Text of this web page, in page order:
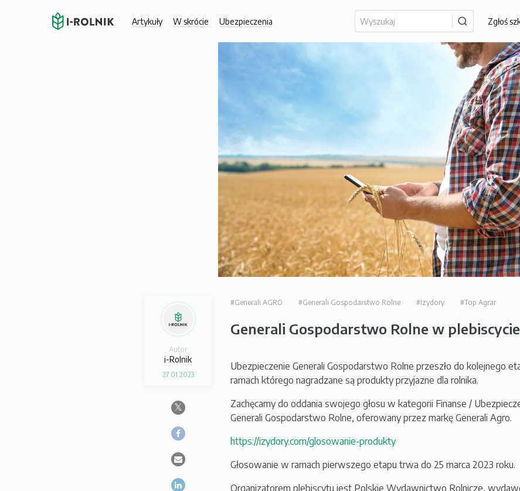
Artykuły W skrócie Ubezpieczenia Zgłoś
Autor
i-Rolnik
27.01.2023
#Generali AGRO #Generali Gospodarstwo Rolne #Izydory #Top Agrar
Generali Gospodarstwo Rolne w
Ubezpieczenie Generali Gospodarstwo Rolne przeszło do kolejnego
ramach którego nagradzane są produkty przyjazne dla rolnika.
Zachęcamy do oddania swojego głosu w kategorii Finanse /
Generali Gospodarstwo Rolne, oferowany przez markę Generali Agro.
https://izydory.com/glosowanie-produkty
Głosowanie w ramach pierwszego etapu trwa do 25 marca 2023 roku.
Organizatorem plebiscytu jest Polskie Wydawnictwo Rolnicze,